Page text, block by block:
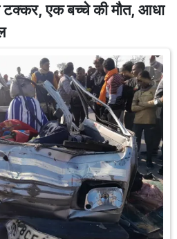
टक्कर, एक बच्चे की मौत, आधा